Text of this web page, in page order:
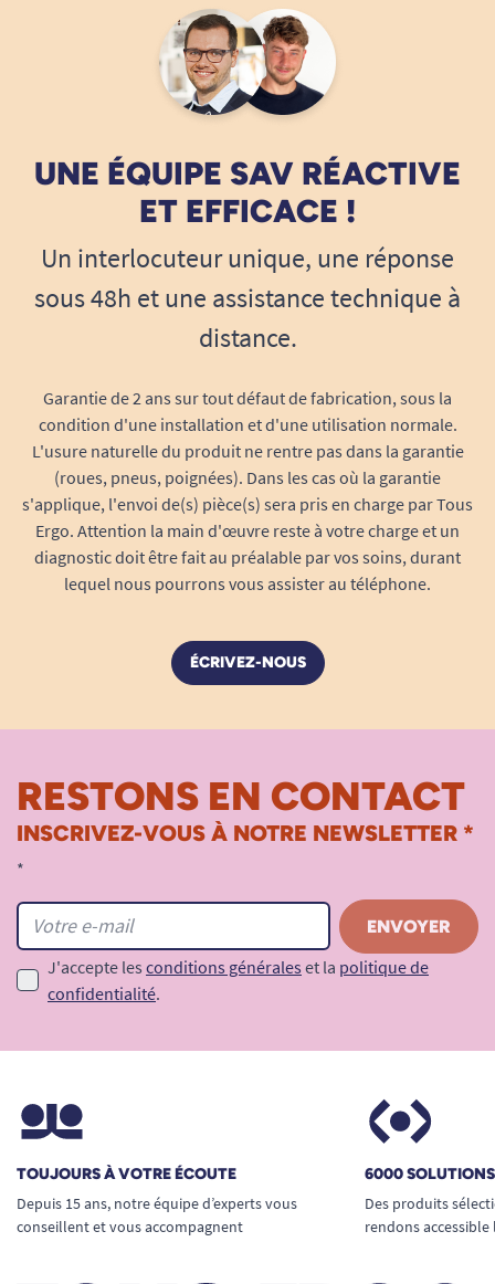
UNE ÉQUIPE SAV RÉACTIVE
ET EFFICACE !
Un interlocuteur unique, une réponse
sous 48h et une assistance technique à
distance.
Garantie de 2 ans sur tout défaut de fabrication, sous la
condition d'une installation et d'une utilisation normale.
L'usure naturelle du produit ne rentre pas dans la garantie
(roues, pneus, poignées). Dans les cas où la garantie
s'applique, l'envoi de(s) pièce(s) sera pris en charge par Tous
Ergo. Attention la main d'œuvre reste à votre charge et un
diagnostic doit être fait au préalable par vos soins, durant
lequel nous pourrons vous assister au téléphone.
ÉCRIVEZ-NOUS
RESTONS EN CONTACT
INSCRIVEZ-VOUS À NOTRE NEWSLETTER *
*
J'accepte les conditions générales et la politique de
confidentialité.
TOUJOURS À VOTRE ÉCOUTE
Depuis 15 ans, notre équipe d’experts vous
conseillent et vous accompagnent
6000
Des produits
rendons